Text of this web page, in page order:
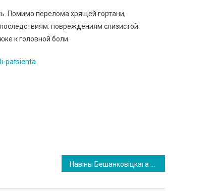
Помимо перелома хрящей гортани,
повреждениям слизистой
к головной боли.
patsienta